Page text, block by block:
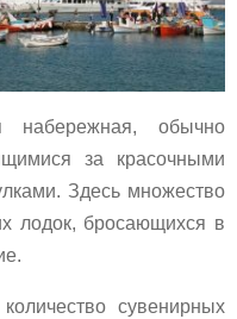
набережная, обычно
за красочными
Здесь множество
лодок, бросающихся в
сувенирных